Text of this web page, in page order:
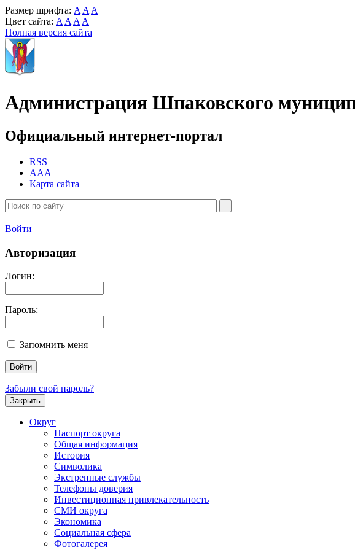
Размер шрифта: A A A
Цвет сайта: A A A A
Полная версия сайта
Администрация Шпаковского
Официальный интернет-портал
RSS
AAA
Карта сайта
Войти
Авторизация
Логин:
Пароль:
Запомнить меня
Забыли свой пароль?
Закрыть
Округ
Паспорт округа
Общая информация
История
Символика
Экстренные службы
Телефоны доверия
Инвестиционная привлекательность
СМИ округа
Экономика
Социальная сфера
Фотогалерея